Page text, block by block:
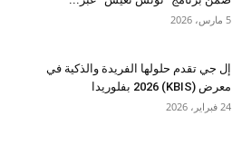
5 مارس، 2026
إل جي تقدم حلولها الفريدة والذكية في
معرض (KBIS) 2026 بفلوريدا
24 فبراير، 2026